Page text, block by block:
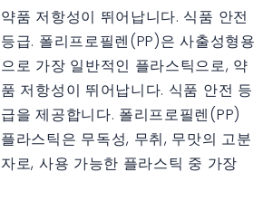
약품 저항성이 뛰어납니다. 식품 안전
등급. 폴리프로필렌(PP)은 사출성형용
으로 가장 일반적인 플라스틱으로, 약
품 저항성이 뛰어납니다. 식품 안전 등
급을 제공합니다. 폴리프로필렌(PP)
플라스틱은 무독성, 무취, 무맛의 고분
자로, 사용 가능한 플라스틱 중 가장